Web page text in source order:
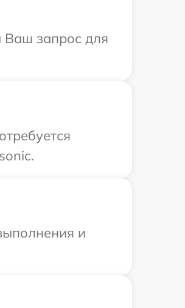
Ваш запрос для
и